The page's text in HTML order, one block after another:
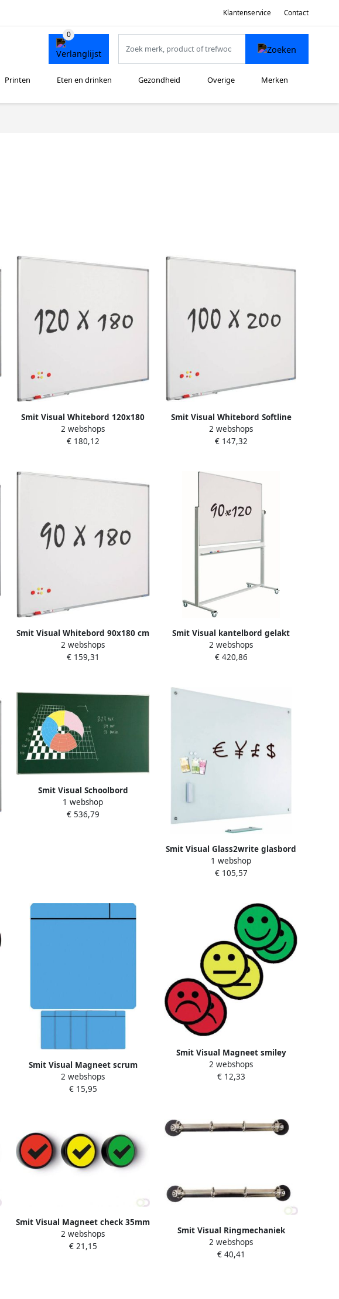
Klantenservice Contact
Printen Eten en drinken Gezondheid Overige Merken
Smit Visual Whitebord 120x180
cm Softline profiel 8mm gelakt
staal wit
2 webshops
€ 180,12
Smit Visual Whitebord Softline
profiel 8mm gelakt staal wit
100x200 cm
2 webshops
€ 147,32
Smit Visual Whitebord 90x180 cm
Softline profiel 8mm gelakt staal
wit
2 webshops
€ 159,31
Smit Visual kantelbord gelakt
staal magnetisch aluminium
frame 120 x 90 cm
2 webshops
€ 420,86
Smit Visual Schoolbord
whiteboard emailstaal Groen
120x200 cm
1 webshop
€ 536,79
Smit Visual Glass2write glasbord
magnetisch wit 100 x 150 cm
1 webshop
€ 105,57
Smit Visual Magneet scrum
75x75mm lichtblauw 5 stuks
2 webshops
€ 15,95
Smit Visual Magneet smiley
50mm 2x geel 2x groen 2x rood
2 webshops
€ 12,33
Smit Visual Magneet check 35mm
groen 5 stuks
2 webshops
€ 21,15
Smit Visual Ringmechaniek
magnetisch 4-rings A4
2 webshops
€ 40,41